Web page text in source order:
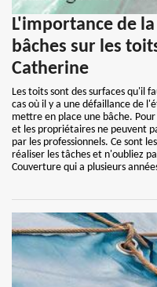
L'importance de
bâches sur les
Catherine
Les toits sont des surfaces qu'il
cas où il y a une défaillance de
mettre en place une bâche.
et les propriétaires ne peuvent
par les professionnels. Ce sont
réaliser les tâches et n'oubliez
Couverture qui a plusieurs